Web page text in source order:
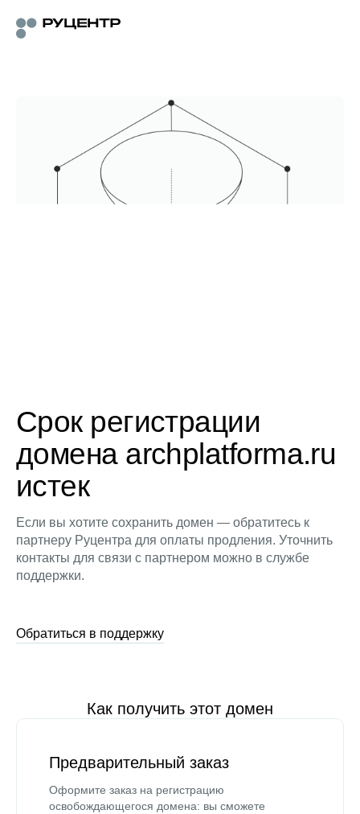
Срок регистрации
домена archplatforma.ru
истек
Если вы хотите сохранить домен — обратитесь к
партнеру Руцентра для оплаты продления. Уточнить
контакты для связи с партнером можно в службе
поддержки.
Обратиться в поддержку
Как получить этот домен
Предварительный заказ
Оформите заказ на регистрацию
освобождающегося домена: вы сможете